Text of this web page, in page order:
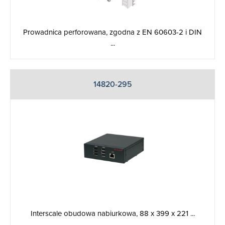
Prowadnica perforowana, zgodna z EN 60603-2 i DIN
...
14820-295
Interscale obudowa nabiurkowa, 88 x 399 x 221 ...